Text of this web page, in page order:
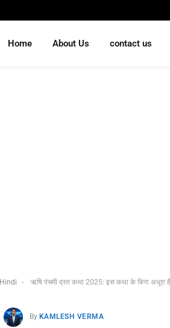
Home About Us contact us
Hindi - ऋषि पंचमी व्रत कथा 2025: इस कथा के बिना अधूरा है
By KAMLESH VERMA